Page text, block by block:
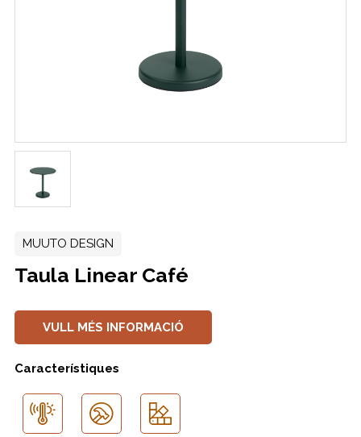
MUUTO DESIGN
Taula Linear Café
VULL MÉS INFORMACIÓ
Característiques